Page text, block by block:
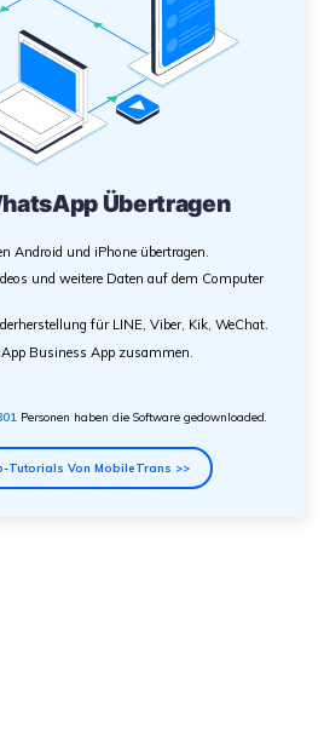
Übertragen
Android und iPhone übertragen.
und weitere Daten auf dem Computer
für LINE, Viber, Kik, WeChat.
Business App zusammen.
Personen haben die Software gedownloaded.
Tutorials Von MobileTrans >>